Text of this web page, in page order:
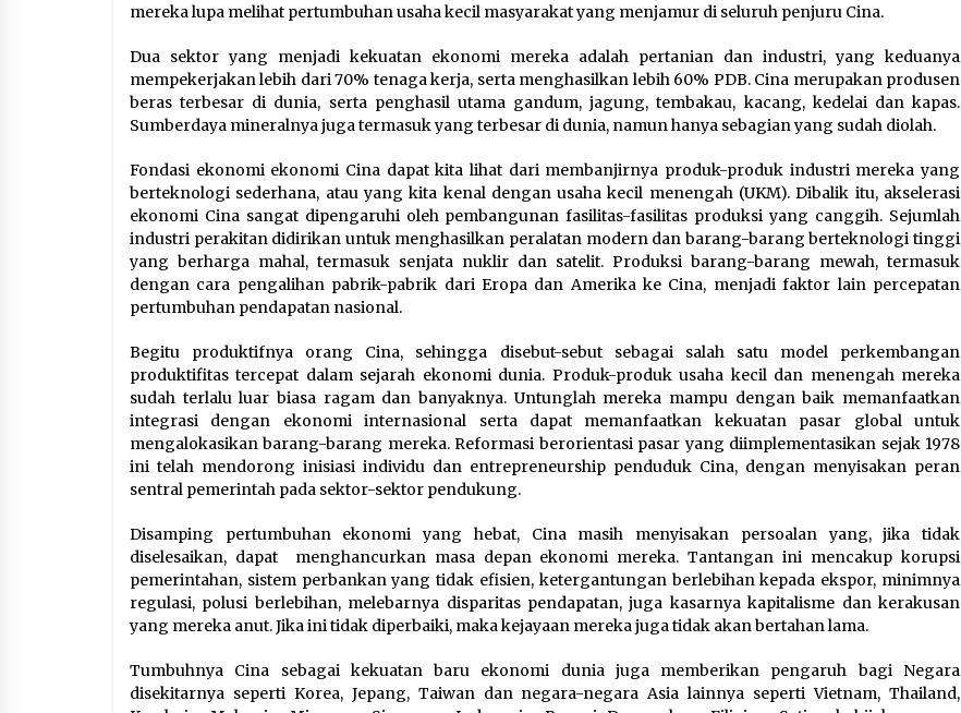
mereka lupa melihat pertumbuhan usaha kecil masyarakat yang menjamur di seluruh penjuru Cina.
Dua sektor yang menjadi kekuatan ekonomi mereka adalah pertanian dan industri, yang keduanya
mempekerjakan lebih dari 70% tenaga kerja, serta menghasilkan lebih 60% PDB. Cina merupakan produsen
beras terbesar di dunia, serta penghasil utama gandum, jagung, tembakau, kacang, kedelai dan kapas.
Sumberdaya mineralnya juga termasuk yang terbesar di dunia, namun hanya sebagian yang sudah diolah.
Fondasi ekonomi ekonomi Cina dapat kita lihat dari membanjirnya produk-produk industri mereka yang
berteknologi sederhana, atau yang kita kenal dengan usaha kecil menengah (UKM). Dibalik itu, akselerasi
ekonomi Cina sangat dipengaruhi oleh pembangunan fasilitas-fasilitas produksi yang canggih. Sejumlah
industri perakitan didirikan untuk menghasilkan peralatan modern dan barang-barang berteknologi tinggi
yang berharga mahal, termasuk senjata nuklir dan satelit. Produksi barang-barang mewah, termasuk
dengan cara pengalihan pabrik-pabrik dari Eropa dan Amerika ke Cina, menjadi faktor lain percepatan
pertumbuhan pendapatan nasional.
Begitu produktifnya orang Cina, sehingga disebut-sebut sebagai salah satu model perkembangan
produktifitas tercepat dalam sejarah ekonomi dunia. Produk-produk usaha kecil dan menengah mereka
sudah terlalu luar biasa ragam dan banyaknya. Untunglah mereka mampu dengan baik memanfaatkan
integrasi dengan ekonomi internasional serta dapat memanfaatkan kekuatan pasar global untuk
mengalokasikan barang-barang mereka. Reformasi berorientasi pasar yang diimplementasikan sejak 1978
ini telah mendorong inisiasi individu dan entrepreneurship penduduk Cina, dengan menyisakan peran
sentral pemerintah pada sektor-sektor pendukung.
Disamping pertumbuhan ekonomi yang hebat, Cina masih menyisakan persoalan yang, jika tidak
diselesaikan, dapat menghancurkan masa depan ekonomi mereka. Tantangan ini mencakup korupsi
pemerintahan, sistem perbankan yang tidak efisien, ketergantungan berlebihan kepada ekspor, minimnya
regulasi, polusi berlebihan, melebarnya disparitas pendapatan, juga kasarnya kapitalisme dan kerakusan
yang mereka anut. Jika ini tidak diperbaiki, maka kejayaan mereka juga tidak akan bertahan lama.
Tumbuhnya Cina sebagai kekuatan baru ekonomi dunia juga memberikan pengaruh bagi Negara
disekitarnya seperti Korea, Jepang, Taiwan dan negara-negara Asia lainnya seperti Vietnam, Thailand,